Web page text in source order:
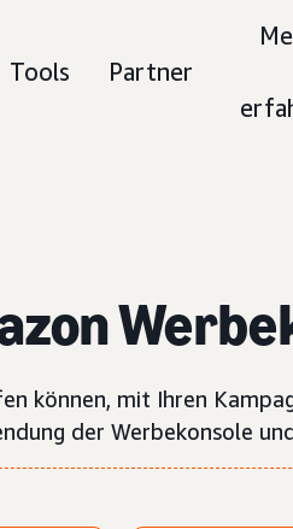
Tools Partner
können, mit Ihren
der Werbekonsole